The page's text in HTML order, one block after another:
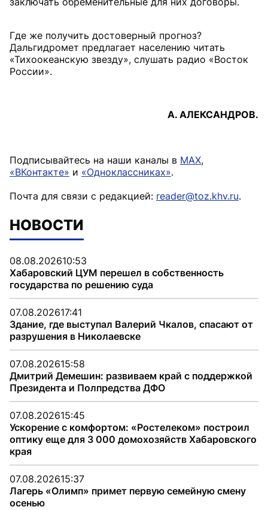
Где же получить достоверный прогноз?
Дальгидромет предлагает населению читать
«Тихоокеанскую звезду», слушать радио «Восток
России».
А. АЛЕКСАНДРОВ.
Подписывайтесь на наши каналы в MAX,
«ВКонтакте» и «Одноклассниках».
Почта для связи с редакцией: reader@toz.khv.ru.
НОВОСТИ
08.08.202610:53
Хабаровский ЦУМ перешел в собственность
государства по решению суда
07.08.202617:41
Здание, где выступал Валерий Чкалов, спасают от
разрушения в Николаевске
07.08.202615:58
Дмитрий Демешин: развиваем край с поддержкой
Президента и Полпредства ДФО
07.08.202615:45
Ускорение с комфортом: «Ростелеком» построил
оптику еще для 3 000 домохозяйств Хабаровского
края
07.08.202615:37
Лагерь «Олимп» примет первую семейную смену
осенью